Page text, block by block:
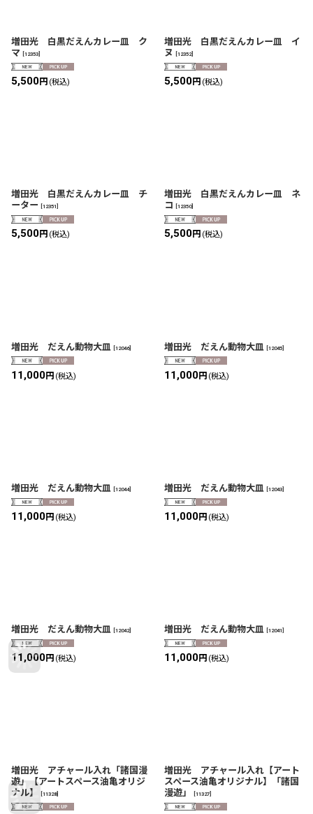
増田光 白黒だえんカレー皿 ク
マ
12353
5,500円 (税込)
増田光 白黒だえんカレー皿 イ
ヌ
12352]
5,500円 (税込)
増田光 白黒だえんカレー皿 チ
ーター
12351
5,500円 (税込)
増田光 白黒だえんカレー皿 ネ
コ
12350]
5,500円 (税込)
増田光 だえん動物大皿 [12046]
11,000円 (税込)
増田光 だえん動物大皿 [12045]
11,000円 (税込)
増田光 だえん動物大皿 12044]
11,000円 (税込)
増田光 だえん動物大皿 12043
11,000円 (税込)
増田光 だえん動物大皿 12042]
11,000円 (税込)
増田光 だえん動物大皿 12041
11,000円 (税込)
増田光 アチャール入れ「諸国漫
遊」【アートスペース油亀オリジ
ナル】
11328]
増田光 アチャール入れ【アート
スペース油亀オリジナル】「諸国
漫遊」
11327